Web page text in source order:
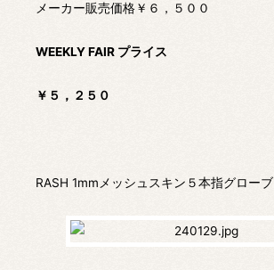
メーカー販売価格￥６，５００
WEEKLY FAIR プライス
￥５，２５０
RASH 1mmメッシュスキン５本指グローブ